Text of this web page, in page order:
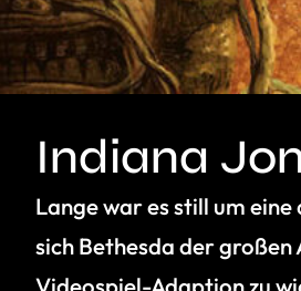
Indiana
Lange war es still um
sich Bethesda der